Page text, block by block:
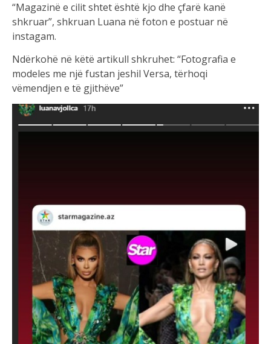
“Magazinë e cilit shtet është kjo dhe çfarë kanë
shkruar”, shkruan Luana në foton e postuar në
instagam.
Ndërkohë në këtë artikull shkruhet: “Fotografia e
modeles me një fustan jeshil Versa, tërhoqi
vëmendjen e të gjithëve”